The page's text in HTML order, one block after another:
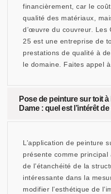
financièrement, car le
qualité des matériaux,
d’œuvre du couvreur. Les
25 est une entreprise de
prestations de qualité à
le domaine. Faites appel
Pose de peinture sur toit
Dame : quel est l’intérêt
L’application de peinture
présente comme principal
de l’étanchéité de la
intéressante dans la
modifier l’esthétique de